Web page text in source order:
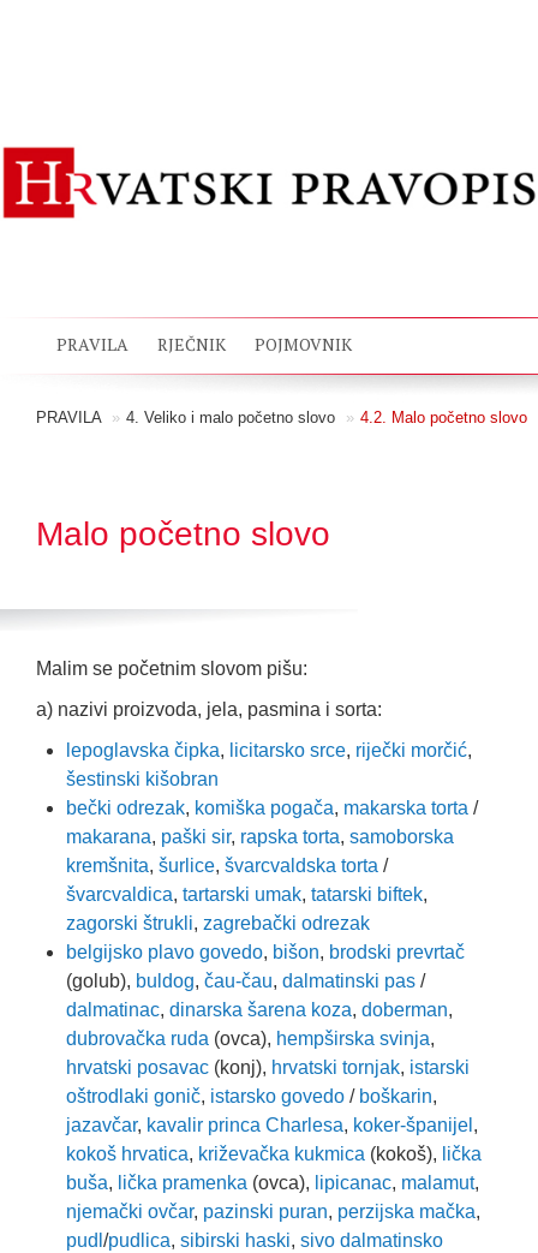
PRAVILA RJEČNIK POJMOVNIK
PRAVILA » 4. Veliko i malo početno slovo » 4.2. Malo početno slovo
Malo početno slovo
Malim se početnim slovom pišu:
a) nazivi proizvoda, jela, pasmina i sorta:
lepoglavska čipka, licitarsko srce, riječki morčić,
šestinski kišobran
bečki odrezak, komiška pogača, makarska torta /
makarana, paški sir, rapska torta, samoborska
kremšnita, šurlice, švarcvaldska torta /
švarcvaldica, tartarski umak, tatarski biftek,
zagorski štrukli, zagrebački odrezak
belgijsko plavo govedo, bišon, brodski prevrtač
(golub), buldog, čau-čau, dalmatinski pas /
dalmatinac, dinarska šarena koza, doberman,
dubrovačka ruda (ovca), hempširska svinja,
hrvatski posavac (konj), hrvatski tornjak, istarski
oštrodlaki gonič, istarsko govedo / boškarin,
jazavčar, kavalir princa Charlesa, koker-španijel ,
kokoš hrvatica, križevačka kukmica (kokoš), lička
buša, lička pramenka (ovca), lipicanac, malamut,
njemački ovčar, pazinski puran, perzijska mačka,
pudl /pudlica, sibirski haski, sivo dalmatinsko